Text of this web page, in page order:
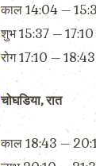
काल 14:04 –
शुभ 15:37 –
रोग 17:10 –
चोघडिया, रात
काल 18:43 –